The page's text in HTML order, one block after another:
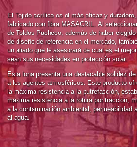
El Tejido acrílico es el más eficaz y duradero, pues está
fabricado con fibra MASACRIL. Al seleccionar una lona Masacril
de Toldos Pacheco, además de haber elegido la marca de lonas
de diseño de referencia en el mercado, también ha encontrado
un aliado que le asesorará de cual es el mejor artículo según
sean sus necesidades en protección solar.
Esta lona presenta una destacable solidez de su color a la luz y
a los agentes atmosféricos. Este producto ofrece a sus usuarios
la máxima resistencia a la putrefacción, estabilidad dimensional,
máxima resistencia a la rotura por tracción, máxima resistencia
a la contaminación ambiental, permeabilidad al aire y repelencia
al agua.